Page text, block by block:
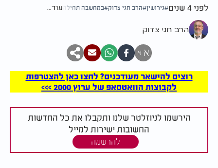
לפני 4 שנים גירושין הרב חגי צדוק במחשבה תחילה עוד...
הרב חגי צדוק
א א
רוצים להישאר מעודכנים? לחצו כאן להצטרפות
לקבוצות הוואטסאפ של ערוץ 2000 >>>
הירשמו לניוזלטר שלנו ותקבלו את כל החדשות
החשובות ישירות למייל
להרשמה